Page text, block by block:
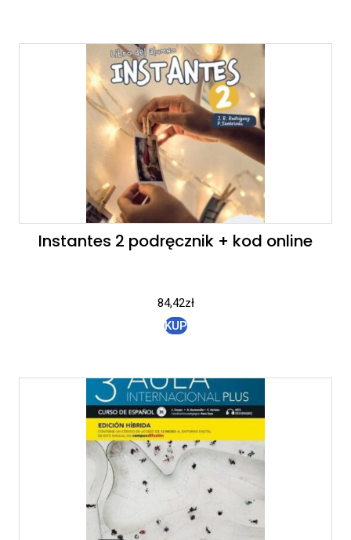
Instantes 2 podręcznik + kod online
84,42zł
KUP